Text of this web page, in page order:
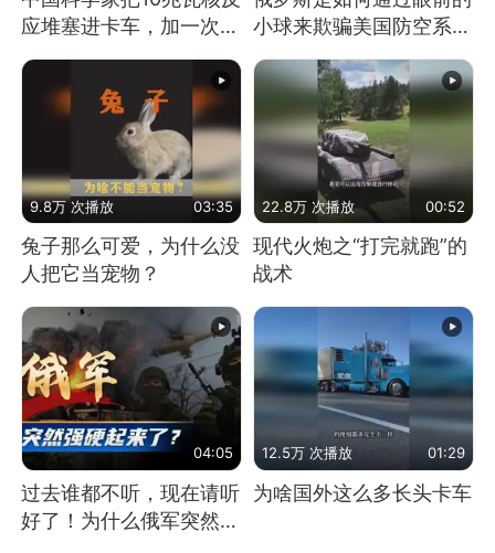
应堆塞进卡车，加一次燃
料能跑几十年
小球来欺骗美国防空系统
的
9.8万 次播放 03:35
兔子那么可爱，为什么没
人把它当宠物？
22.8万 次播放 00:52
现代火炮之“打完就跑”的
战术
04:05
过去谁都不听，现在请听
好了！为什么俄军突然强
12.5万 次播放 01:29
为啥国外这么多长头卡车